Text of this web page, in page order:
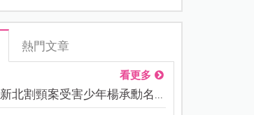
熱門文章
看更多
新北割頸案受害少年楊承勳名...